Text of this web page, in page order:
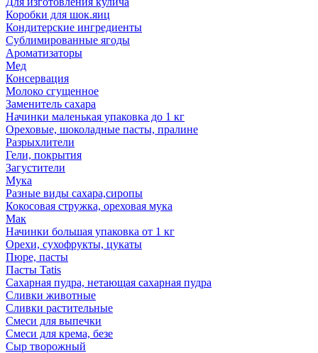
Коробки для шок.яиц
Кондитерские ингредиенты
Сублимированные ягоды
Ароматизаторы
Мед
Консервация
Молоко сгущенное
Заменитель сахара
Начинки маленькая упаковка до 1 кг
Ореховые, шоколадные пасты, пралине
Разрыхлители
Гели, покрытия
Загустители
Мука
Разные виды сахара,сиропы
Кокосовая стружка, ореховая мука
Мак
Начинки большая упаковка от 1 кг
Орехи, сухофрукты, цукаты
Пюре, пасты
Пасты Tatis
Сахарная пудра, нетающая сахарная пудра
Сливки животные
Сливки растительные
Смеси для выпечки
Смеси для крема, безе
Сыр творожный